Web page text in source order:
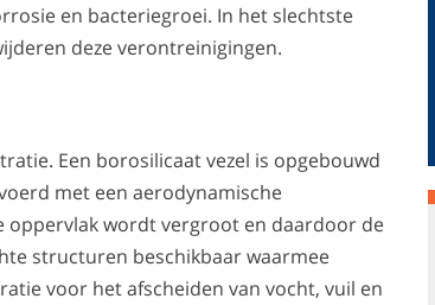
en bacteriegroei. In het slechtste
deze verontreinigingen.
Een borosilicaat vezel is opgebouwd
met een aerodynamische
wordt vergroot en daardoor de
structuren beschikbaar waarmee
voor het afscheiden van vocht, vuil en